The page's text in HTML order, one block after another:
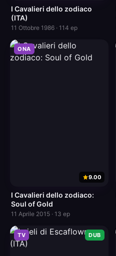
I Cavalieri dello zodiaco
(ITA)
11 Ottobre 1986 · 114 ep
ONA
9.00
I Cavalieri dello zodiaco:
Soul of Gold
11 Aprile 2015 · 13 ep
TV DUB